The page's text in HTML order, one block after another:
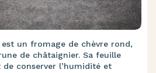
est un fromage de chèvre rond,
de châtaignier. Sa feuille
conserver l’humidité et